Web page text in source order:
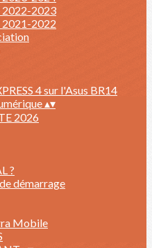
2022-2023
2021-2022
4 sur l'Asus BR14
▴▾
2026
?
démarrage
Mobile